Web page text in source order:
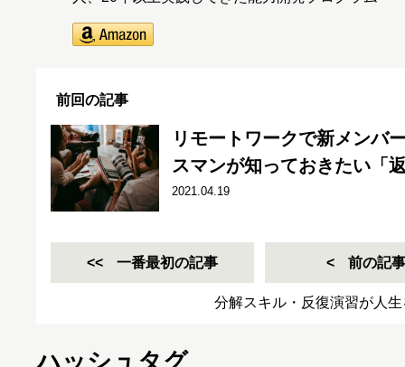
前回の記事
リモートワークで新メン
スマンが知っておきたい「
2021.04.19
一番最初の記事 前の記事
分解スキル・反復演習が人
ハッシュタグ